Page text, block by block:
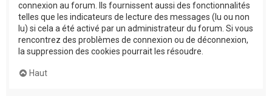
connexion au forum. Ils fournissent aussi des fonctionnalités
telles que les indicateurs de lecture des messages (lu ou non
lu) si cela a été activé par un administrateur du forum. Si vous
rencontrez des problèmes de connexion ou de déconnexion,
la suppression des cookies pourrait les résoudre.
Haut